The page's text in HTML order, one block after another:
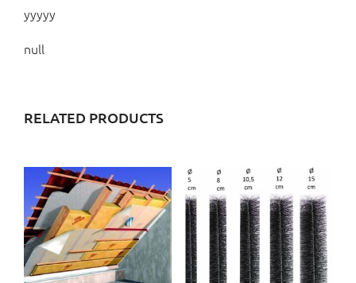
yyyyy
null
RELATED PRODUCTS